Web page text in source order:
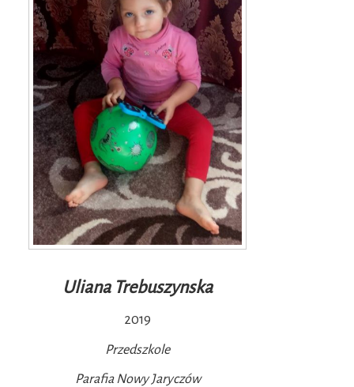
Uliana Trebuszynska
2019
Przedszkole
Parafia Nowy Jaryczów